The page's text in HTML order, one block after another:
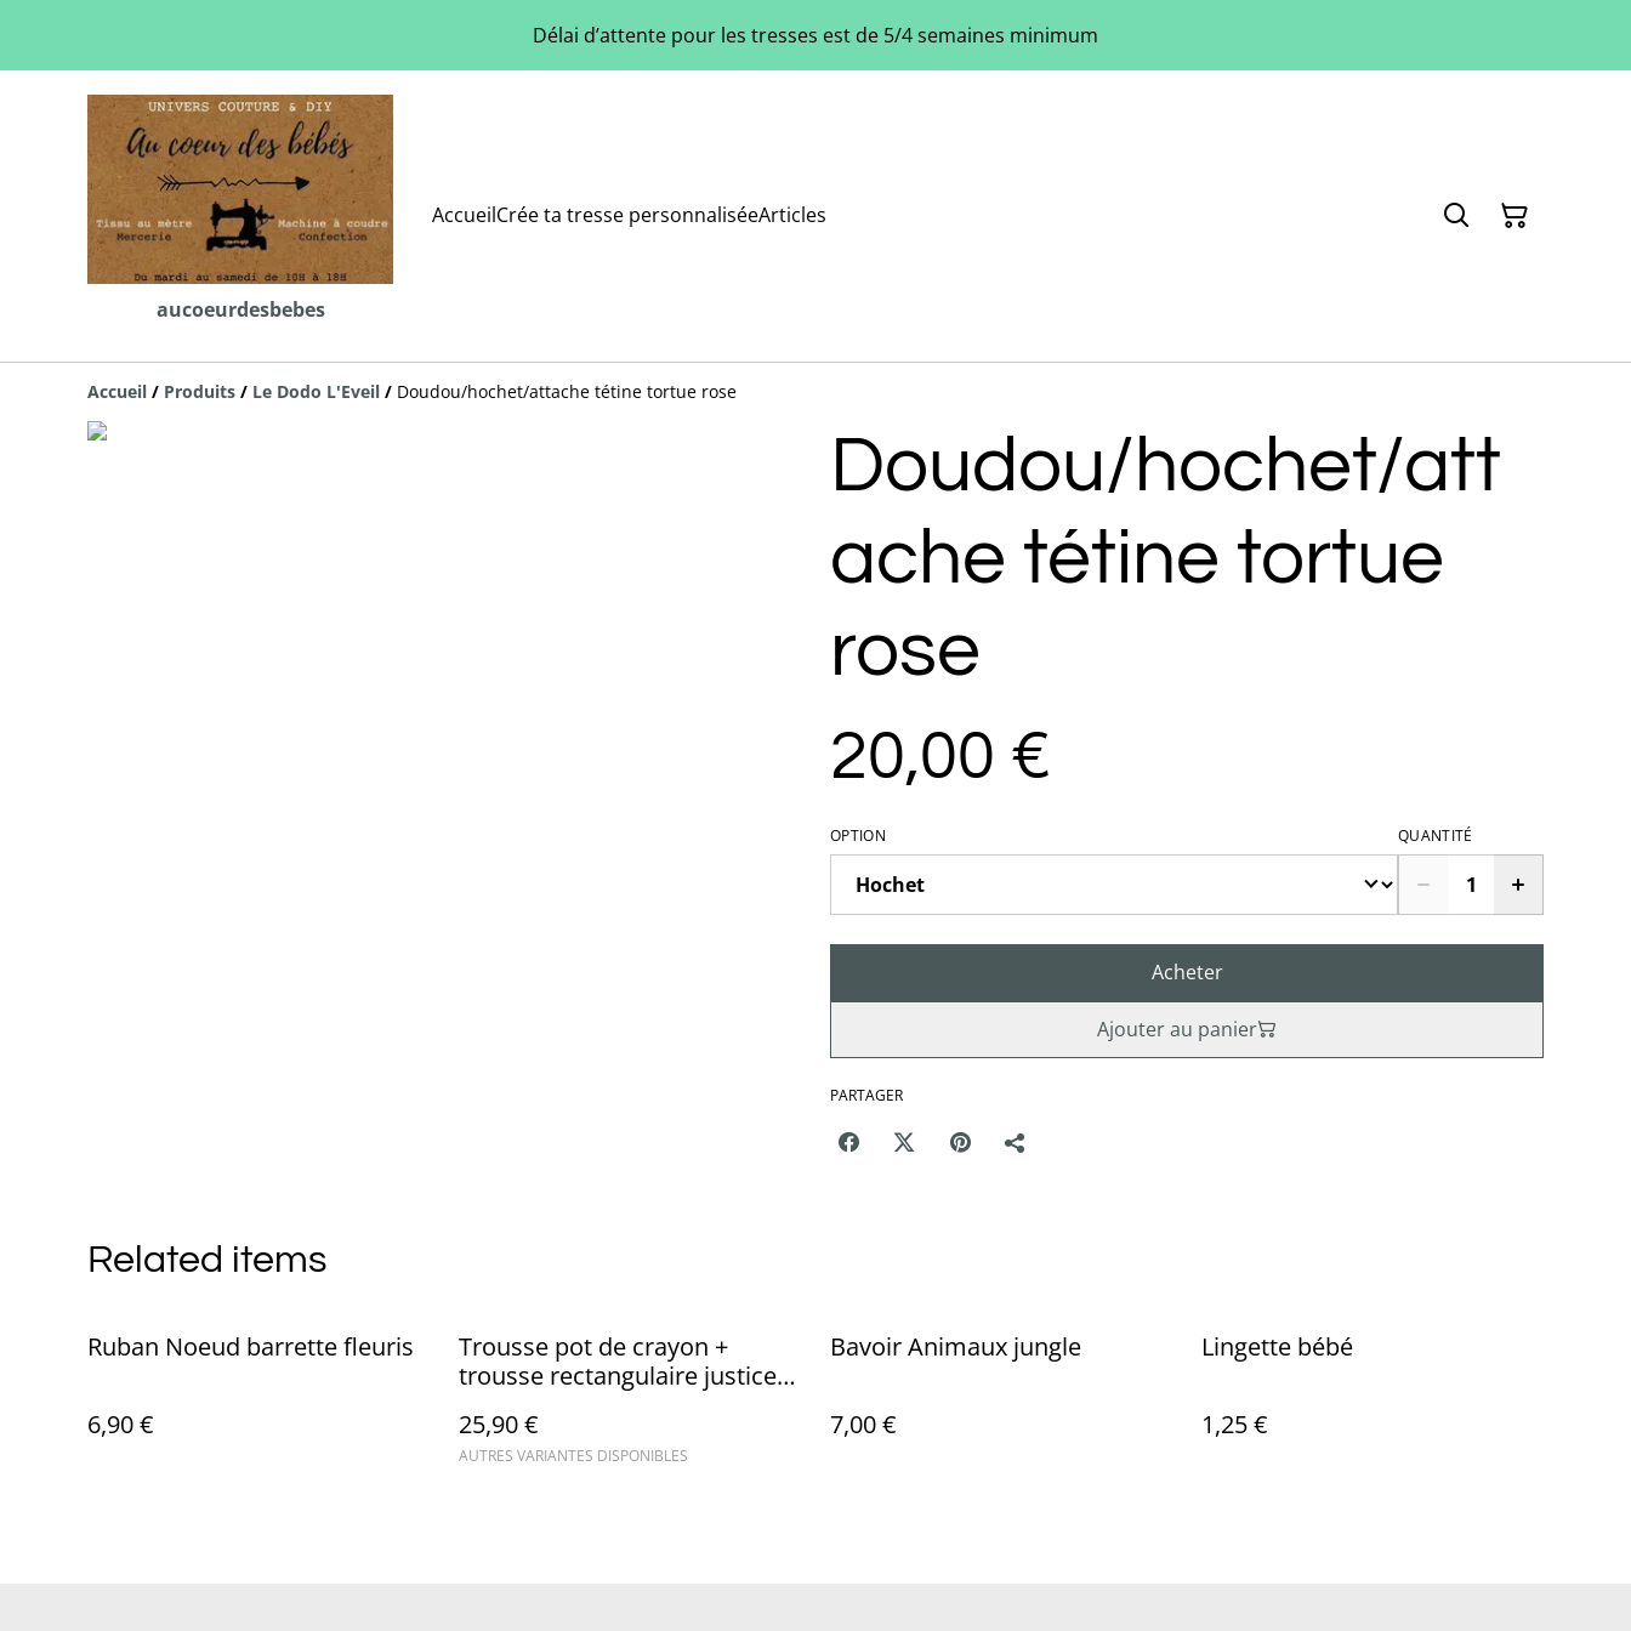
Délai d’attente pour les tresses est de 5/4 semaines minimum
aucoeurdesbebes
AccueilCrée ta tresse personnaliséeArticles
Accueil / Produits / Le Dodo L'Eveil / Doudou/hochet/attache tétine tortue rose
Doudou/hochet/att
ache tétine tortue
rose
20,00 €
OPTION QUANTITÉ
Acheter
Ajouter au panier
PARTAGER
Related items
Ruban Noeud barrette fleuris
6,90 €
Trousse pot de crayon +
trousse rectangulaire justice
25,90 €
AUTRES VARIANTES DISPONIBLES
Bavoir Animaux jungle
7,00 €
Lingette bébé
1,25 €